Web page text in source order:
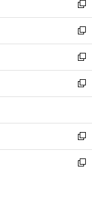
く
で
開
く
ド
ウ
で
開
く
ィ
ン
ド
ウ
で
開
く
い
ウ
ィ
ン
ド
ウ
で
開
新
し
い
ウ
ィ
ン
ド
ウ
開
く
新
し
い
ウ
ィ
ン
ウ
で
開
く
新
し
い
ウ
ン
ド
ウ
で
新
し
ウ
ィ
ン
ド
新
し
い
新